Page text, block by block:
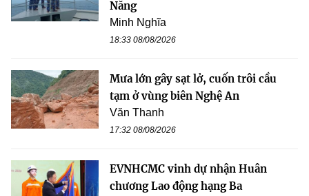
Nẵng
Minh Nghĩa
18:33 08/08/2026
Mưa lớn gây sạt lở, cuốn trôi cầu
tạm ở vùng biên Nghệ An
Văn Thanh
17:32 08/08/2026
EVNHCMC vinh dự nhận Huân
chương Lao động hạng Ba